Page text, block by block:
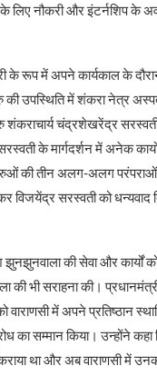
लिए नौकरी और इंटर्नशिप के
के रूप में अपने कार्यकाल के
उपस्थिति में शंकरा नेत्र
शंकराचार्य चंद्रशेखरेंद्र
के मार्गदर्शन में अनेक
की तीन अलग-अलग परंपराओं
विजयेंद्र सरस्वती को धन्यवाद
झुनझुनवाला की सेवा और
की भी सराहना की।
वाराणसी में अपने प्रतिष्ठान
का सम्मान किया। उन्होंने
था और अब वाराणसी में